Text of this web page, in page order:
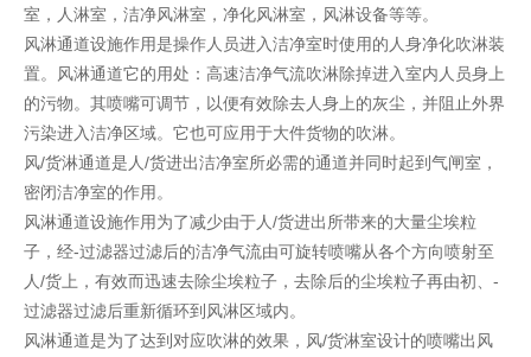
室，人淋室，洁净风淋室，净化风淋室，风淋设备等等。
风淋通道设施作用是操作人员进入洁净室时使用的人身净化吹淋装
置。风淋通道它的用处：高速洁净气流吹淋除掉进入室内人员身上
的污物。其喷嘴可调节，以便有效除去人身上的灰尘，并阻止外界
污染进入洁净区域。它也可应用于大件货物的吹淋。
风/货淋通道是人/货进出洁净室所必需的通道并同时起到气闸室，
密闭洁净室的作用。
风淋通道设施作用为了减少由于人/货进出所带来的大量尘埃粒
子，经-过滤器过滤后的洁净气流由可旋转喷嘴从各个方向喷射至
人/货上，有效而迅速去除尘埃粒子，去除后的尘埃粒子再由初、-
过滤器过滤后重新循环到风淋区域内。
风淋通道是为了达到对应吹淋的效果，风/货淋室设计的喷嘴出风